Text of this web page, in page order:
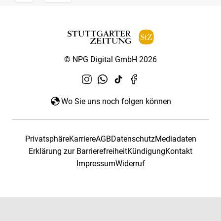
© NPG Digital GmbH 2026
Wo Sie uns noch folgen können
PrivatsphäreKarriereAGBDatenschutzMediadaten
Erklärung zur BarrierefreiheitKündigungKontakt
ImpressumWiderruf